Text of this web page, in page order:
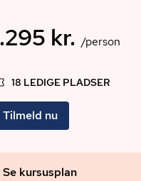
kr. /person
18 LEDIGE PLADSER
Tilmeld nu
Se kursusplan